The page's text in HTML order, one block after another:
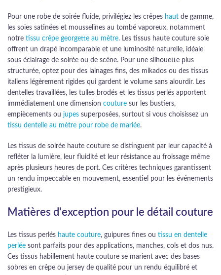
Pour une robe de soirée fluide, privilégiez les crêpes haut de gamme,
les soies satinées et mousselines au tombé vaporeux, notamment
notre tissu crêpe georgette au mètre. Les tissus haute couture soie
offrent un drapé incomparable et une luminosité naturelle, idéale
sous éclairage de soirée ou de scène. Pour une silhouette plus
structurée, optez pour des lainages fins, des mikados ou des tissus
italiens légèrement rigides qui gardent le volume sans alourdir. Les
dentelles travaillées, les tulles brodés et les tissus perlés apportent
immédiatement une dimension couture sur les bustiers,
empiècements ou jupes superposées, surtout si vous choisissez un
tissu dentelle au mètre pour robe de mariée.
Les tissus de soirée haute couture se distinguent par leur capacité à
refléter la lumière, leur fluidité et leur résistance au froissage même
après plusieurs heures de port. Ces critères techniques garantissent
un rendu impeccable en mouvement, essentiel pour les événements
prestigieux.
Matières d'exception pour le détail couture
Les tissus perlés haute couture, guipures fines ou tissu en dentelle
perlée sont parfaits pour des applications, manches, cols et dos nus.
Ces tissus habillement haute couture se marient avec des bases
sobres en crêpe ou jersey de qualité pour un rendu équilibré et